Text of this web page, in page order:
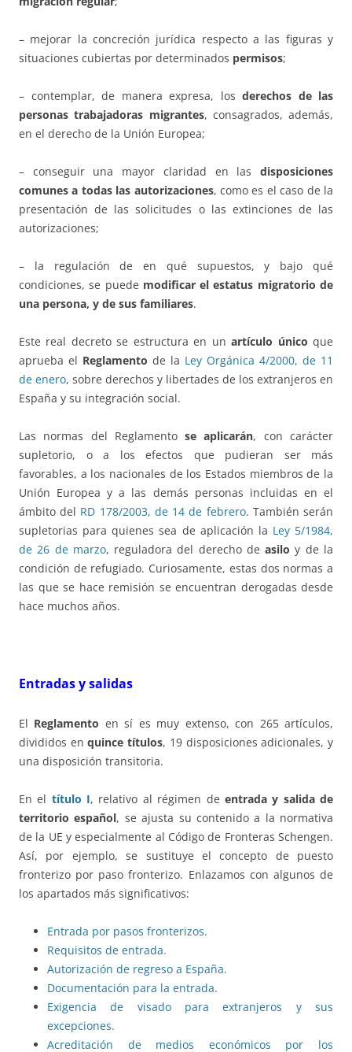
– mejorar la concreción jurídica respecto a las figuras y
situaciones cubiertas por determinados permisos;
– contemplar, de manera expresa, los derechos de las
personas trabajadoras migrantes, consagrados, además,
en el derecho de la Unión Europea;
– conseguir una mayor claridad en las disposiciones
comunes a todas las autorizaciones, como es el caso de la
presentación de las solicitudes o las extinciones de las
autorizaciones;
– la regulación de en qué supuestos, y bajo qué
condiciones, se puede modificar el estatus migratorio de
una persona, y de sus familiares.
Este real decreto se estructura en unartículo único que
aprueba el Reglamento de la Ley Orgánica 4/2000, de 11
de enero, sobre derechos y libertades de los extranjeros en
España y su integración social.
Las normas del Reglamentose aplicarán, con carácter
supletorio, o a los efectos que pudieran ser más
favorables, a los nacionales de los Estados miembros de la
Unión Europea y a las demás personas incluidas en el
ámbito del RD 178/2003, de 14 de febrero. También serán
supletorias para quienes sea de aplicación la Ley 5/1984,
de 26 de marzo, reguladora del derecho deasilo y de la
condición de refugiado. Curiosamente, estas dos normas a
las que se hace remisión se encuentran derogadas desde
hace muchos años.
Entradas y salidas
El Reglamento en sí es muy extenso, con 265 artículos,
divididos enquince títulos, 19 disposiciones adicionales, y
una disposición transitoria.
En el título I, relativo al régimen de entrada y salida de
territorio español, se ajusta su contenido a la normativa
de la UE y especialmente al Código de Fronteras Schengen.
Así, por ejemplo, se sustituye el concepto de puesto
fronterizo por paso fronterizo. Enlazamos con algunos de
los apartados más significativos:
Entrada por pasos fronterizos.
Requisitos de entrada.
Autorización de regreso a España.
Documentación para la entrada.
Exigencia de visado para extranjeros y sus
excepciones.
Acreditación de medios económicos por los